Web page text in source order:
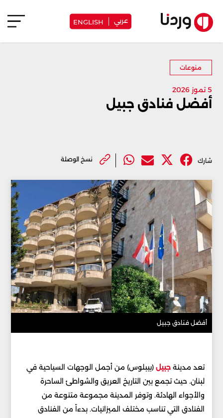
عربي ENGLISH
منوعات
5 تموز 2026
أفضل فنادق جبيل
شارك نسخ الوصلة
أفضل فنادق جبيل
تعد مدينةجبيل(بيبلوس) من أجمل الوجهات السياحية في
لبنان. حيث تجمع بين التاريخ العريق والشواطئ الساحرة
والأجواء الهادئة. وتوفر المدينة مجموعة متنوعة من
الفنادق التي تناسب مختلف الميزانيات. بدءاً من الفنادق